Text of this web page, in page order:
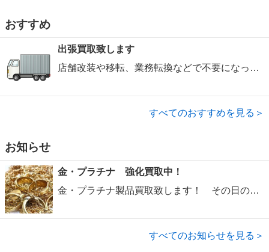
おすすめ
出張買取致します
店舗改装や移転、業務転換などで不要になった店舗用品、オフィス家具、厨房用品など法人系の買取も可能です。
すべてのおすすめを見る＞
お知らせ
金・プラチナ 強化買取中！
金・プラチナ製品買取致します！ その日のレートに合わせております。 是非お持込下さい！
すべてのお知らせを見る＞